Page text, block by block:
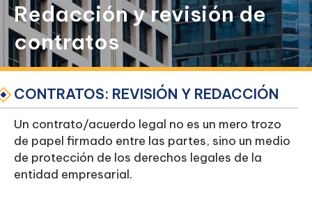
Redacción y revisión de
contratos
CONTRATOS: REVISIÓN Y REDACCIÓN
Un contrato/acuerdo legal no es un mero trozo
de papel firmado entre las partes, sino un medio
de protección de los derechos legales de la
entidad empresarial.